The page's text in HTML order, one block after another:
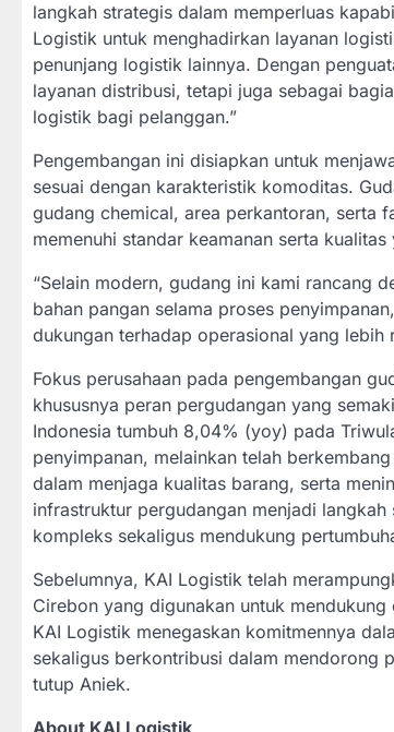
langkah strategis dalam memperluas
Logistik untuk menghadirkan layanan
penunjang logistik lainnya. Dengan
layanan distribusi, tetapi juga sebagai
logistik bagi pelanggan.”
Pengembangan ini disiapkan untuk
sesuai dengan karakteristik komoditas.
gudang chemical, area perkantoran, serta
memenuhi standar keamanan serta
“Selain modern, gudang ini kami rancang
bahan pangan selama proses
dukungan terhadap operasional yang lebih
Fokus perusahaan pada pengembangan
khususnya peran pergudangan yang
Indonesia tumbuh 8,04% (yoy) pada
penyimpanan, melainkan telah
dalam menjaga kualitas barang, serta
infrastruktur pergudangan menjadi
kompleks sekaligus mendukung
Sebelumnya, KAI Logistik telah
Cirebon yang digunakan untuk
KAI Logistik menegaskan komitmennya
sekaligus berkontribusi dalam mendorong
tutup Aniek.